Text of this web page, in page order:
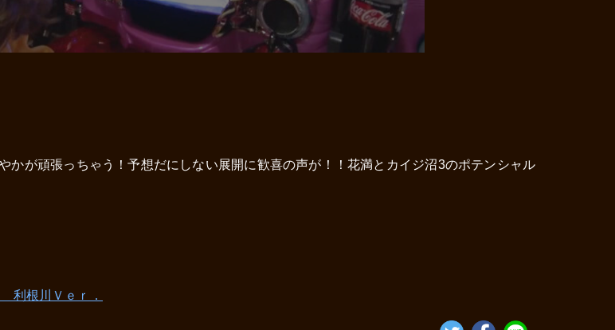
かが頑張っちゃう！予想だにしない展開に歓喜の声が！！花満とカイジ沼3のポテンシャル
利根川Ｖｅｒ．